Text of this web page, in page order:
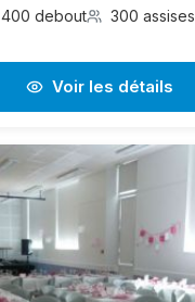
400 debout 300 assises
Voir les détails